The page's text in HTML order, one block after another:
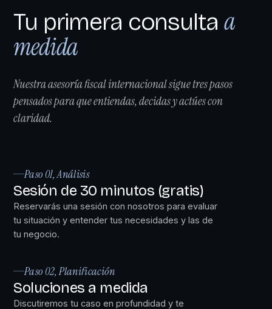
Tu primera consulta a
medida
Nuestra asesoría fiscal internacional sigue tres pasos
pensados para que entiendas, decidas y actúes con
claridad.
Paso 01, Análisis
Sesión de 30 minutos (gratis)
Reservarás una sesión con nosotros para evaluar
tu situación y entender tus necesidades y las de
tu negocio.
Paso 02, Planificación
Soluciones a medida
Discutiremos tu caso en profundidad y te